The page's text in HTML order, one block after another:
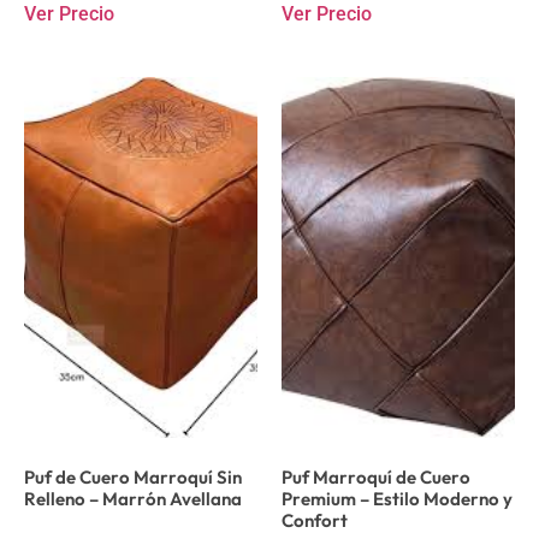
Ver Precio Ver Precio
Puf de Cuero Marroquí Sin
Relleno – Marrón Avellana
Puf Marroquí de Cuero
Premium – Estilo Moderno y
Confort